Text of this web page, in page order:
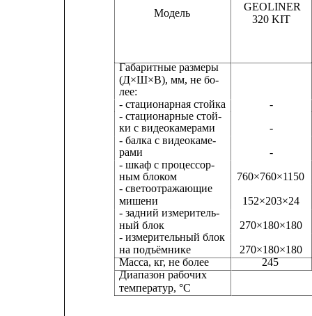
Модель
GEOLINER
320
Габаритные размеры
(Д×Ш×В), мм, не бо-
лее:
- стационарная стойка
-
- стационарные стой-
ки с видеокамерами
-
- балка с видеокаме-
рами
-
- шкаф с процессор-
ным блоком
760×760×1150
- светоотражающие
мишени
152×203×24
- задний измеритель-
ный блок
270×180×180
- измерительный блок
на подъёмнике
270×180×180
Масса, кг, не более
Диапазон рабочих
температур, °С